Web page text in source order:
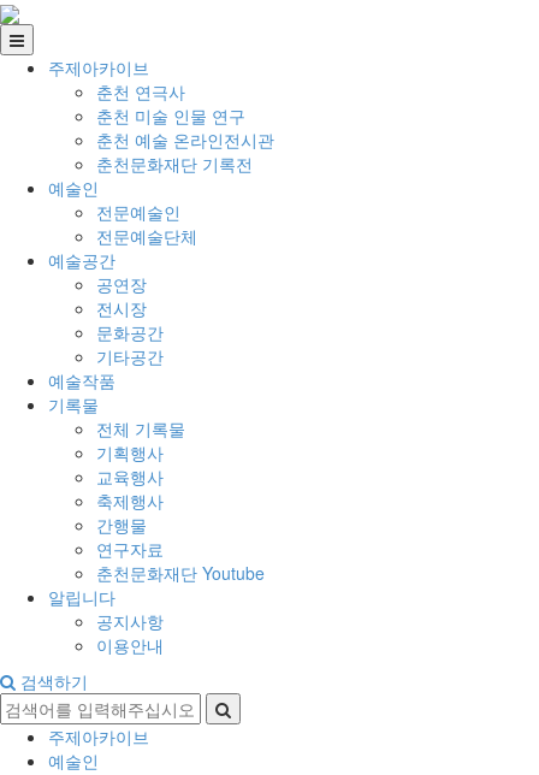
주제아카이브
춘천 연극사
춘천 미술 인물 연구
춘천 예술 온라인전시관
춘천문화재단 기록전
예술인
전문예술인
전문예술단체
예술공간
공연장
전시장
문화공간
기타공간
예술작품
기록물
전체 기록물
기획행사
교육행사
축제행사
간행물
연구자료
춘천문화재단 Youtube
알립니다
공지사항
이용안내
검색하기
주제아카이브
예술인